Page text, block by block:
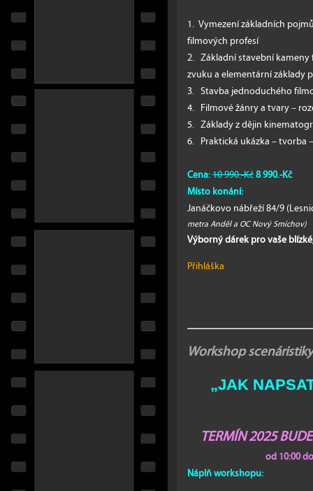
1. Vymezení základních
filmových profesí
2. Základní stavební kameny
zvuku a elementární základy
3. Stavba jednoduchého
4. Filmové žánry a tvary –
5. Základy z dějin
6. Praktická ukázka – tvorba
Cena:10 990.-Kč8 990.-Kč
Místo konání:
Janáčkovo nábřeží 84/9
metra Anděl a OC Nový Smíchov)
Výborný dárek pro vaše
Přihláška
Workshop
„JAK
TERMÍN 2025
od 10:00
Náplň workshopu: